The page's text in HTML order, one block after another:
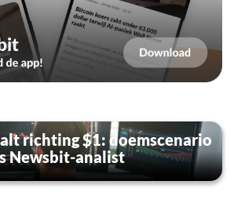
richting $1: doemscenario
Newsbit-analist